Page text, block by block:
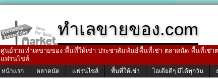
ทำเลขายของ.com
ศูนย์รวมทำเลขายของ พื้นที่ให้เช่า ประชาสัมพันธ์พื้นที่เช่า ตลาดนัด พื้นที่เช่
แฟรนไชส์
หน้าแรก ตลาดนัด แฟรนไชส์ พื้นที่ให้เช่า ไอเดียดีๆ มีได้ทุกวัน